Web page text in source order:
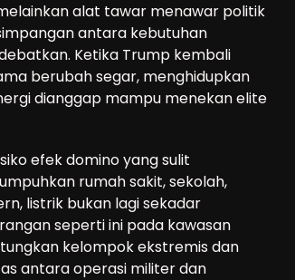
alat tawar menawar politik
antara kebutuhan
Ketika Trump kembali
berubah segar, menghidupkan
dianggap mampu menekan elite
efek domino yang sulit
rumah sakit, sekolah,
listrik bukan lagi sekadar
seperti ini pada kawasan
kelompok ekstremis dan
antara operasi militer dan